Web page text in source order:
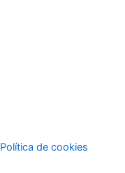
Política de cookies